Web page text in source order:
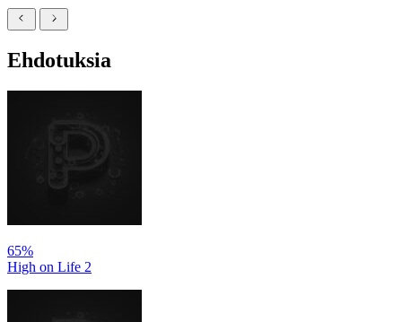
Ehdotuksia
65%
High on Life 2